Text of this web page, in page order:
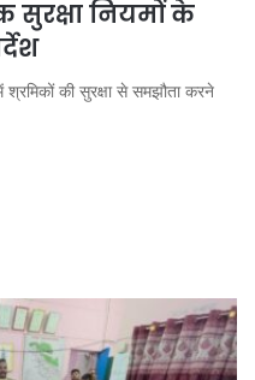
सुरक्षा नियमों के
की सुरक्षा से समझौता करने